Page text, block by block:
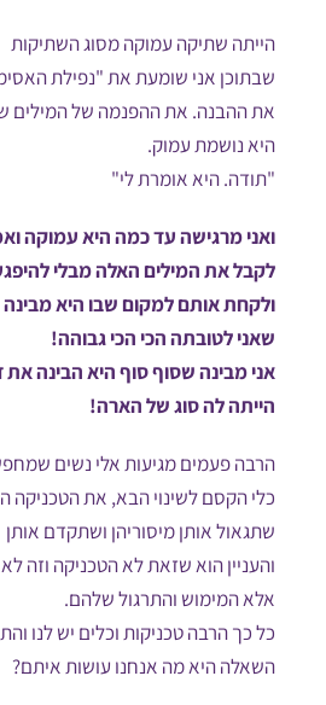
הייתה שתיקה עמוקה מסוג השתיקות
שבתוכן אני שומעת את "נפילת
את ההבנה. את ההפנמה של המילים
היא נושמת עמוק.
"תודה. היא אומרת לי"
ואני מרגישה עד כמה היא עמוקה
לקבל את המילים האלה מבלי
ולקחת אותם למקום שבו היא מבינה
שאני לטובתה הכי הכי גבוהה!
אני מבינה שסוף סוף היא הבינה
הייתה לה סוג של הארה!
הרבה פעמים מגיעות אלי נשים
כלי הקסם לשינוי הבא, את הטכניקה
שתגאול אותן מיסוריהן ושתקדם אותן
והעניין הוא שזאת לא הטכניקה וזה
אלא המימוש והתרגול שלהם.
כל כך הרבה טכניקות וכלים יש לנו
השאלה היא מה אנחנו עושות איתם?